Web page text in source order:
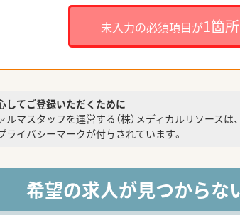
未入力の必須項目が1箇所
してご登録いただくために
ルマスタッフを運営する（株）メディカルリソース
ライバシーマークが付与されています。
希望の求人が見つから